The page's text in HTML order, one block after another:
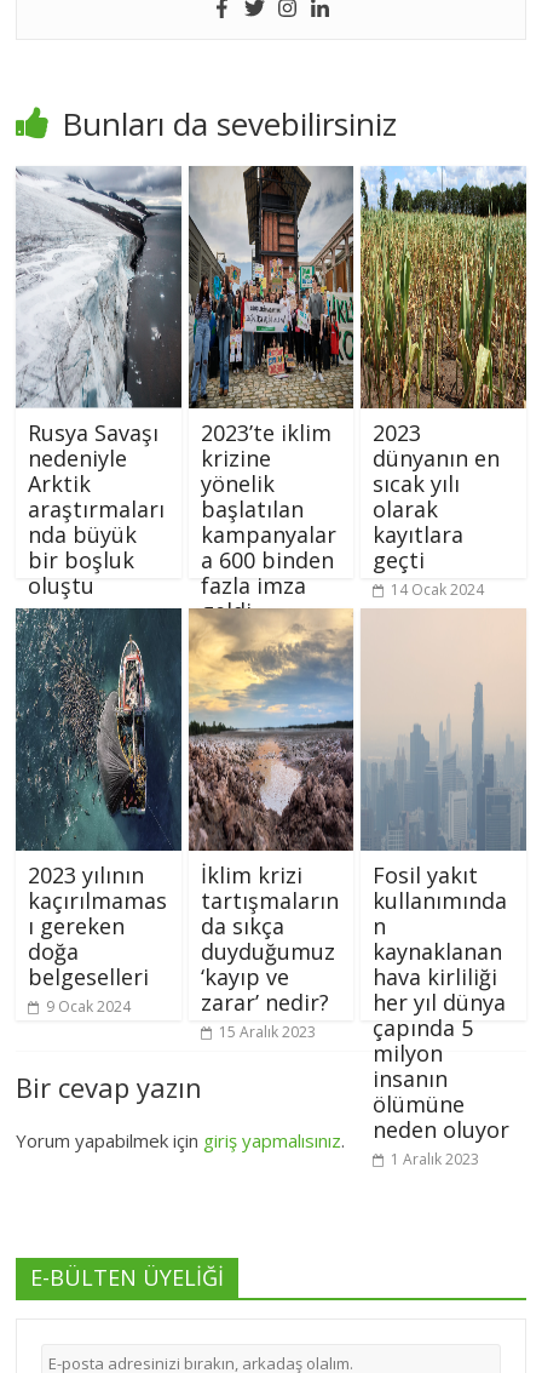
Bunları da sevebilirsiniz
Rusya Savaşı
nedeniyle
Arktik
araştırmaları
nda büyük
bir boşluk
oluştu
26 Ocak 2024
2023’te iklim
krizine
yönelik
başlatılan
kampanyalar
a 600 binden
fazla imza
geldi
25 Ocak 2024
2023
dünyanın en
sıcak yılı
olarak
kayıtlara
geçti
14 Ocak 2024
2023 yılının
kaçırılmamas
ı gereken
doğa
belgeselleri
9 Ocak 2024
İklim krizi
tartışmaların
da sıkça
duyduğumuz
‘kayıp ve
zarar’ nedir?
15 Aralık 2023
Fosil yakıt
kullanımında
n
kaynaklanan
hava kirliliği
her yıl dünya
çapında 5
milyon
insanın
ölümüne
neden oluyor
1 Aralık 2023
Bir cevap yazın
Yorum yapabilmek için giriş yapmalısınız.
E-BÜLTEN ÜYELİĞİ